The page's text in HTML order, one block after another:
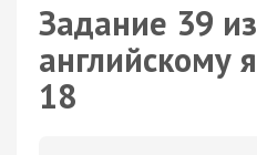
Задание 39
английскому
18